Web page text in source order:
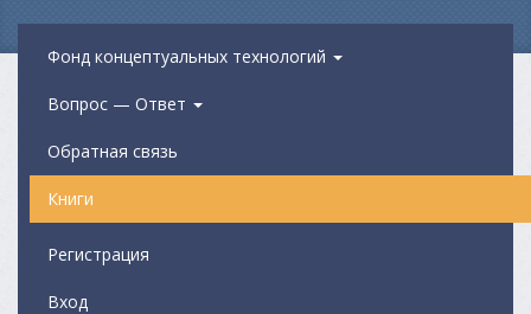
Фонд концептуальных технологий
Вопрос — Ответ
Обратная связь
Книги
Регистрация
Вход